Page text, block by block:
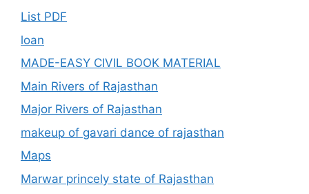
List PDF
loan
MADE-EASY CIVIL BOOK MATERIAL
Main Rivers of Rajasthan
Major Rivers of Rajasthan
makeup of gavari dance of rajasthan
Maps
Marwar princely state of Rajasthan